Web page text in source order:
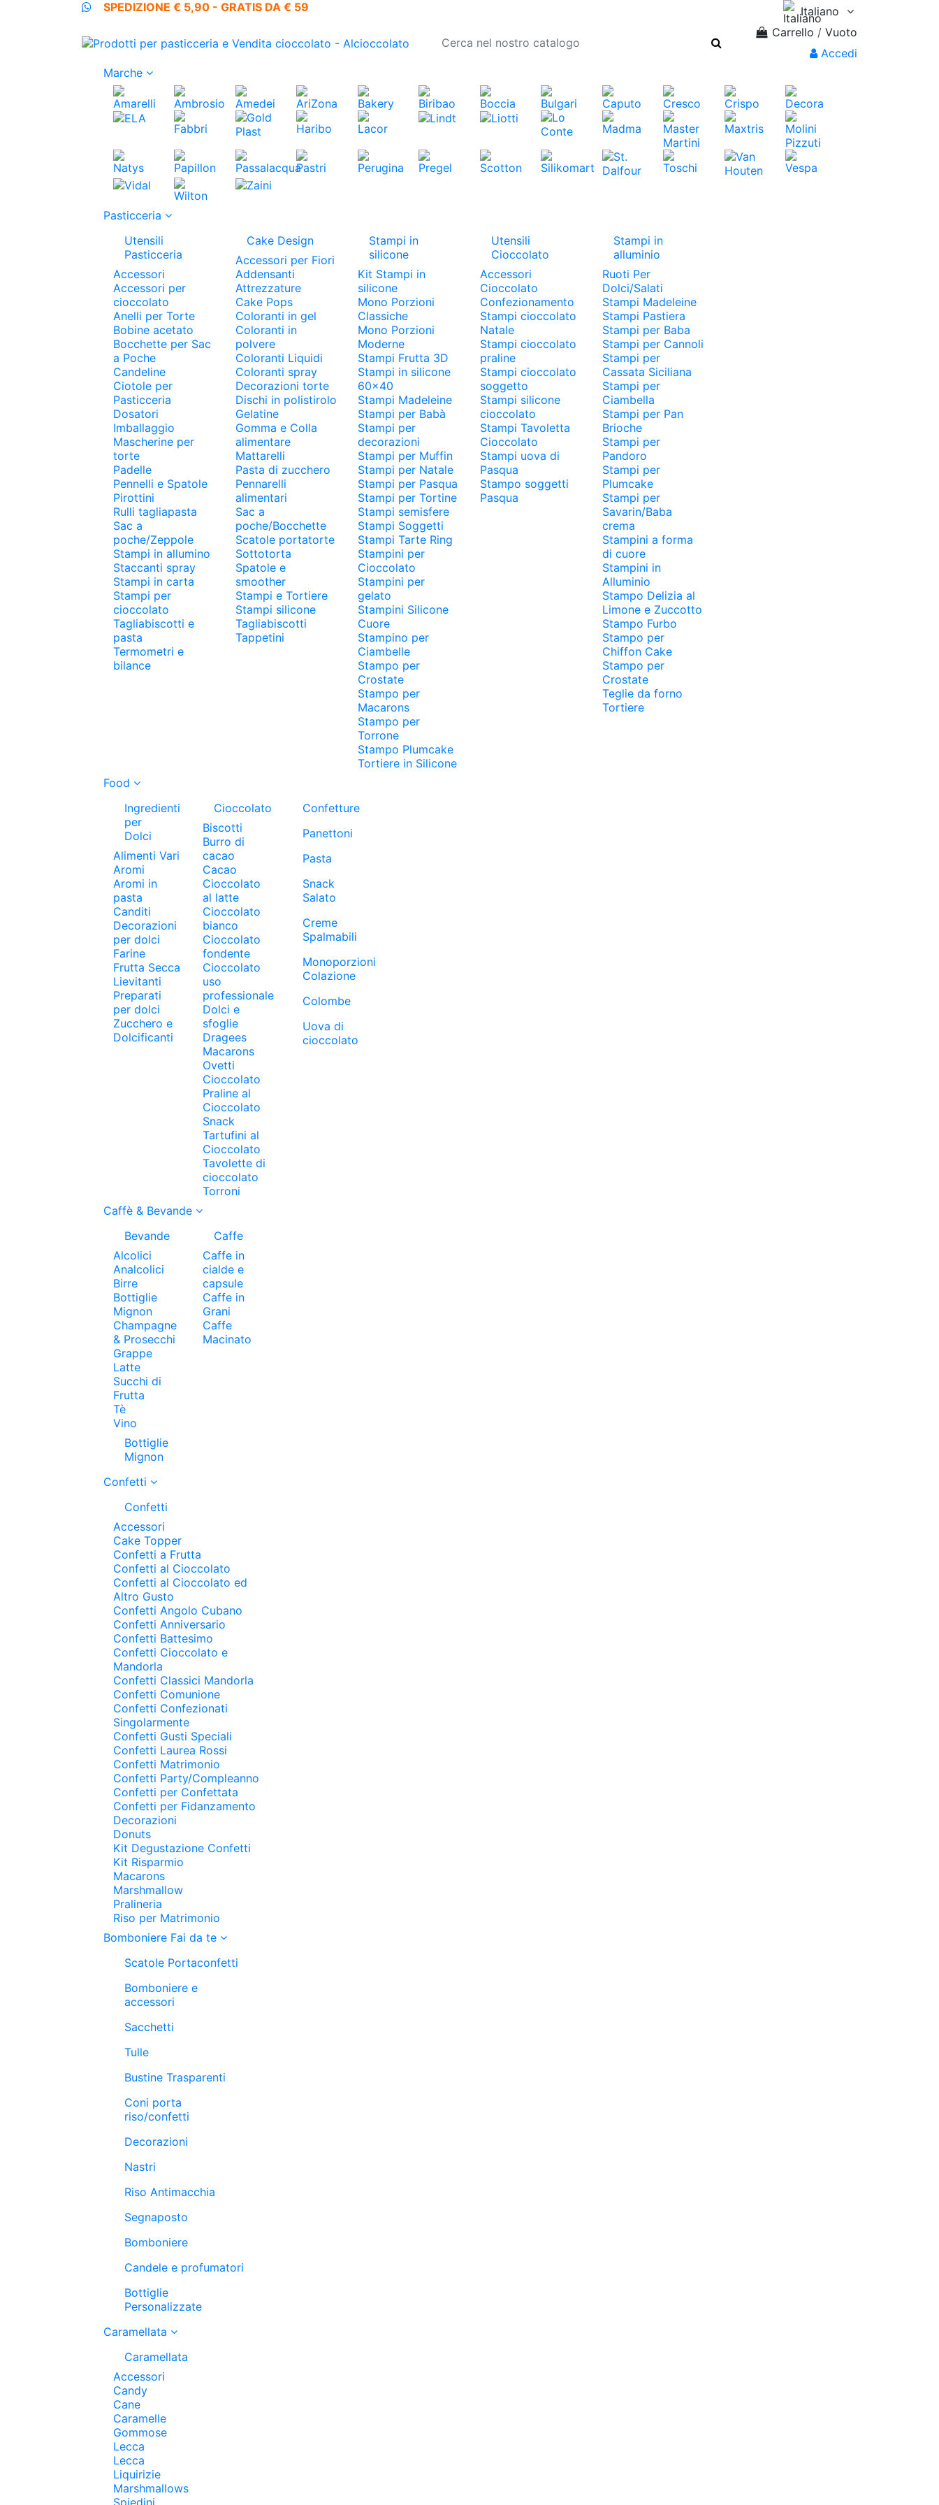
SPEDIZIONE € 5,90 - GRATIS DA € 59
Italiano
Carrello / Vuoto
Accedi
Marche
Pasticceria
Utensili
Pasticceria
Accessori
Accessori per
cioccolato
Anelli per Torte
Bobine acetato
Bocchette per Sac
a Poche
Candeline
Ciotole per
Pasticceria
Dosatori
Imballaggio
Mascherine per
torte
Padelle
Pennelli e Spatole
Pirottini
Rulli tagliapasta
Sac a
poche/Zeppole
Stampi in allumino
Staccanti spray
Stampi in carta
Stampi per
cioccolato
Tagliabiscotti e
pasta
Termometri e
bilance
Cake Design
Accessori per Fiori
Addensanti
Attrezzature
Cake Pops
Coloranti in gel
Coloranti in
polvere
Coloranti Liquidi
Coloranti spray
Decorazioni torte
Dischi in polistirolo
Gelatine
Gomma e Colla
alimentare
Mattarelli
Pasta di zucchero
Pennarelli
alimentari
Sac a
poche/Bocchette
Scatole portatorte
Sottotorta
Spatole e
smoother
Stampi e Tortiere
Stampi silicone
Tagliabiscotti
Tappetini
Stampi in
silicone
Kit Stampi in
silicone
Mono Porzioni
Classiche
Mono Porzioni
Moderne
Stampi Frutta 3D
Stampi in silicone
60x40
Stampi Madeleine
Stampi per Babà
Stampi per
decorazioni
Stampi per Muffin
Stampi per Natale
Stampi per Pasqua
Stampi per Tortine
Stampi semisfere
Stampi Soggetti
Stampi Tarte Ring
Stampini per
Cioccolato
Stampini per
gelato
Stampini Silicone
Cuore
Stampino per
Ciambelle
Stampo per
Crostate
Stampo per
Macarons
Stampo per
Torrone
Stampo Plumcake
Tortiere in Silicone
Utensili
Cioccolato
Accessori
Cioccolato
Confezionamento
Stampi cioccolato
Natale
Stampi cioccolato
praline
Stampi cioccolato
soggetto
Stampi silicone
cioccolato
Stampi Tavoletta
Cioccolato
Stampi uova di
Pasqua
Stampo soggetti
Pasqua
Stampi in
alluminio
Ruoti Per
Dolci/Salati
Stampi Madeleine
Stampi Pastiera
Stampi per Baba
Stampi per Cannoli
Stampi per
Cassata Siciliana
Stampi per
Ciambella
Stampi per Pan
Brioche
Stampi per
Pandoro
Stampi per
Plumcake
Stampi per
Savarin/Baba
crema
Stampini a forma
di cuore
Stampini in
Alluminio
Stampo Delizia al
Limone e Zuccotto
Stampo Furbo
Stampo per
Chiffon Cake
Stampo per
Crostate
Teglie da forno
Tortiere
Food
Ingredienti
per
Dolci
Alimenti Vari
Aromi
Aromi in
pasta
Canditi
Decorazioni
per dolci
Farine
Frutta Secca
Lievitanti
Preparati
per dolci
Zucchero e
Dolcificanti
Cioccolato
Biscotti
Burro di
cacao
Cacao
Cioccolato
al latte
Cioccolato
bianco
Cioccolato
fondente
Cioccolato
uso
professionale
Dolci e
sfoglie
Dragees
Macarons
Ovetti
Cioccolato
Praline al
Cioccolato
Snack
Tartufini al
Cioccolato
Tavolette di
cioccolato
Torroni
Confetture
Panettoni
Pasta
Snack
Salato
Creme
Spalmabili
Monoporzioni
Colazione
Colombe
Uova di
cioccolato
Caffè & Bevande
Bevande
Alcolici
Analcolici
Birre
Bottiglie
Mignon
Champagne
& Prosecchi
Grappe
Latte
Succhi di
Frutta
Tè
Vino
Bottiglie
Mignon
Caffe
Caffe in
cialde e
capsule
Caffe in
Grani
Caffe
Macinato
Confetti
Confetti
Accessori
Cake Topper
Confetti a Frutta
Confetti al Cioccolato
Confetti al Cioccolato ed
Altro Gusto
Confetti Angolo Cubano
Confetti Anniversario
Confetti Battesimo
Confetti Cioccolato e
Mandorla
Confetti Classici Mandorla
Confetti Comunione
Confetti Confezionati
Singolarmente
Confetti Gusti Speciali
Confetti Laurea Rossi
Confetti Matrimonio
Confetti Party/Compleanno
Confetti per Confettata
Confetti per Fidanzamento
Decorazioni
Donuts
Kit Degustazione Confetti
Kit Risparmio
Macarons
Marshmallow
Pralineria
Riso per Matrimonio
Bomboniere Fai da te
Scatole Portaconfetti
Bomboniere e
accessori
Sacchetti
Tulle
Bustine Trasparenti
Coni porta
riso/confetti
Decorazioni
Nastri
Riso Antimacchia
Segnaposto
Bomboniere
Candele e profumatori
Bottiglie
Personalizzate
Caramellata
Caramellata
Accessori
Candy
Cane
Caramelle
Gommose
Lecca
Lecca
Liquirizie
Marshmallows
Spiedini